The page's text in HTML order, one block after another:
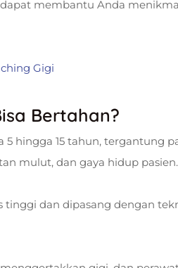
membantu Anda
Gigi
Bertahan?
hingga 15 tahun, tergantung
mulut, dan gaya hidup pasien.
dan dipasang dengan